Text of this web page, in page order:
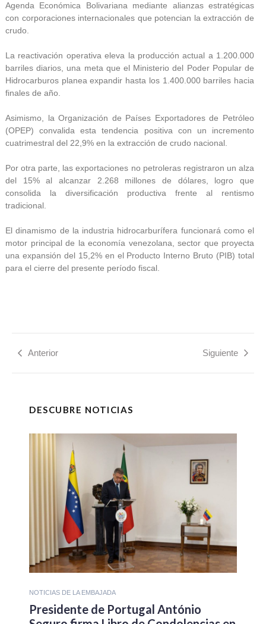
Agenda Económica Bolivariana mediante alianzas estratégicas
con corporaciones internacionales que potencian la extracción de
crudo.
La reactivación operativa eleva la producción actual a 1.200.000
barriles diarios, una meta que el Ministerio del Poder Popular de
Hidrocarburos planea expandir hasta los 1.400.000 barriles hacia
finales de año.
Asimismo, la Organización de Países Exportadores de Petróleo
(OPEP) convalida esta tendencia positiva con un incremento
cuatrimestral del 22,9% en la extracción de crudo nacional.
Por otra parte, las exportaciones no petroleras registraron un alza
del 15% al alcanzar 2.268 millones de dólares, logro que
consolida la diversificación productiva frente al rentismo
tradicional.
El dinamismo de la industria hidrocarburífera funcionará como el
motor principal de la economía venezolana, sector que proyecta
una expansión del 15,2% en el Producto Interno Bruto (PIB) total
para el cierre del presente período fiscal.
Anterior Siguiente
DESCUBRE NOTICIAS
NOTICIAS DE LA EMBAJADA
Presidente de Portugal António